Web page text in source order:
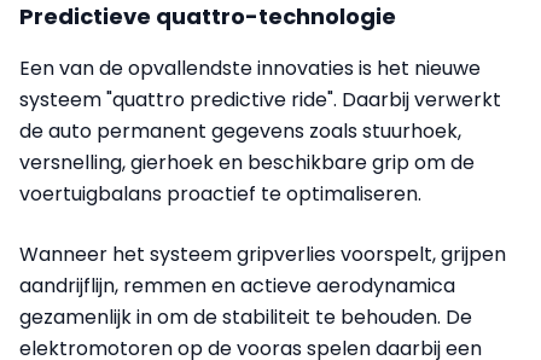
Predictieve quattro-technologie
Een van de opvallendste innovaties is het nieuwe
systeem "quattro predictive ride". Daarbij verwerkt
de auto permanent gegevens zoals stuurhoek,
versnelling, gierhoek en beschikbare grip om de
voertuigbalans proactief te optimaliseren.
Wanneer het systeem gripverlies voorspelt, grijpen
aandrijflijn, remmen en actieve aerodynamica
gezamenlijk in om de stabiliteit te behouden. De
elektromotoren op de vooras spelen daarbij een